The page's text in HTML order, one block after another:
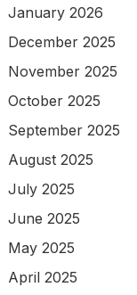
January 2026
December 2025
November 2025
October 2025
September 2025
August 2025
July 2025
June 2025
May 2025
April 2025